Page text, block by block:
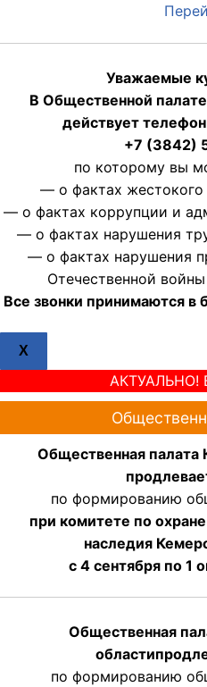
Уважаемые
В Общественной
действует
+7 (3842)
по которому вы
— о фактах
— о фактах коррупции и
— о фактах нарушения
— о фактах нарушения
Отечественной
Все звонки принимаются в
X
Общественная палата
по формированию
при комитете по
наследия
с 4 сентября по 1
Общественная
области
по формированию